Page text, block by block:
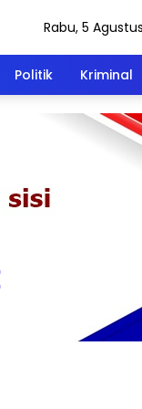
Rabu, 5
Politik Kriminal